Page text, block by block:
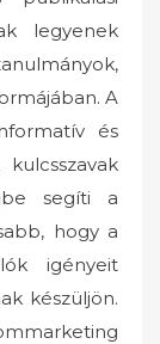
legyenek
A
és
segíti a
hogy a
igényeit
készüljön.